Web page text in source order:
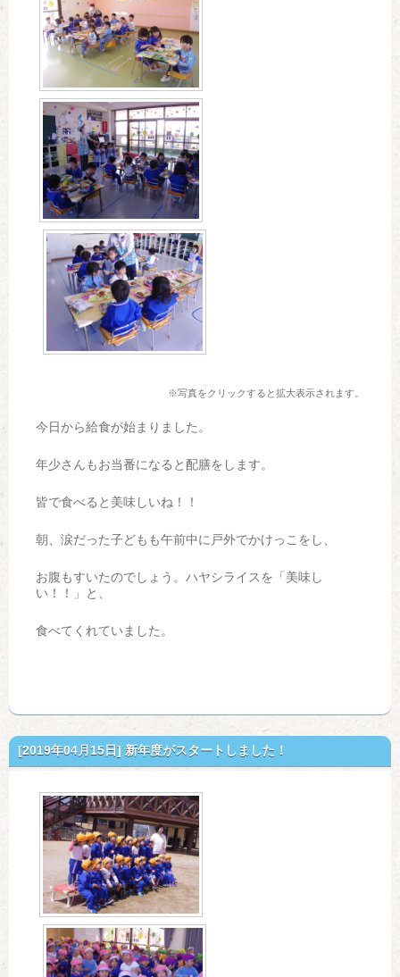
※写真をクリックすると拡大表示されます。
今日から給食が始まりました。
年少さんもお当番になると配膳をします。
皆で食べると美味しいね！！
朝、涙だった子どもも午前中に戸外でかけっこをし、
お腹もすいたのでしょう。ハヤシライスを「美味し
い！！」と、
食べてくれていました。
[2019年04月15日] 新年度がスタートしました！